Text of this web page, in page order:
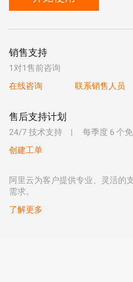
销售支持
1对1售前咨询
在线咨询
联系销售人员
售后支持计划
24/7 技术支持 每季度 6 个
创建工单
阿里云为客户提供专业、灵活的
需求。
了解更多